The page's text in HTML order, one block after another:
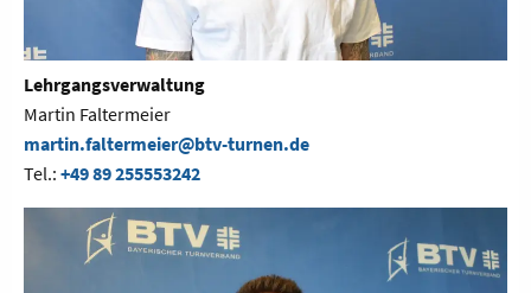
Lehrgangsverwaltung
Martin Faltermeier
martin.faltermeier@btv-turnen.de
Tel.: +49 89 255553242